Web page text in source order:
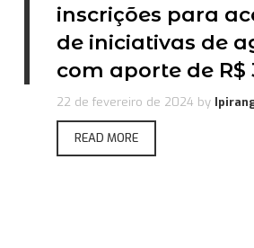
inscrições para
de iniciativas de
com aporte de R$
22 de fevereiro de 2024 by
READ MORE